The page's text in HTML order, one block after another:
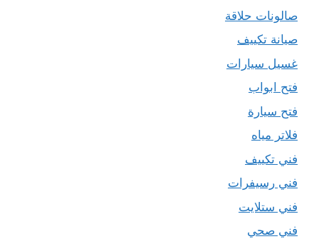
صالونات حلاقة
صيانة تكييف
غسيل سيارات
فتح ابواب
فتح سيارة
فلاتر مياه
فني تكييف
فني رسيفرات
فني ستلايت
فني صحي